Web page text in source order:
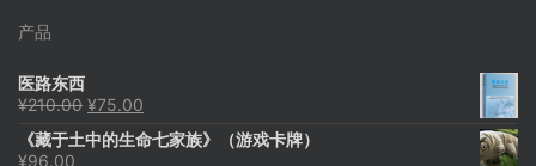
产品
医路东西
¥210.00 原
为：
¥75.00
价
《藏于土中的生命七家族》（游戏卡牌）
¥96.00